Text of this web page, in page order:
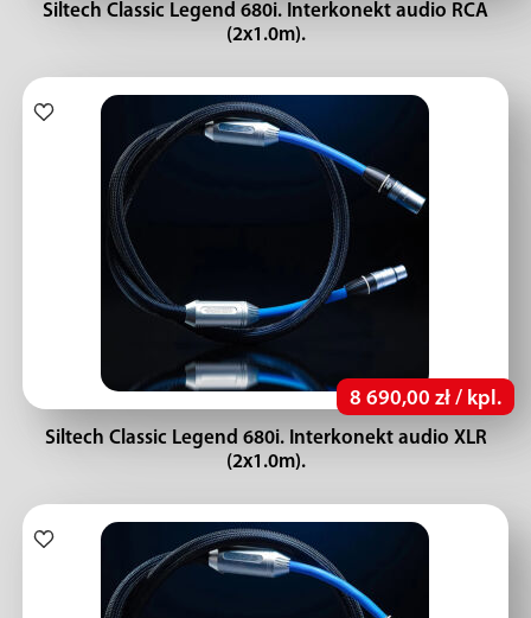
Siltech Classic Legend 680i. Interkonekt audio RCA
(2x1.0m).
8 690,00 zł / kpl.
Siltech Classic Legend 680i. Interkonekt audio XLR
(2x1.0m).